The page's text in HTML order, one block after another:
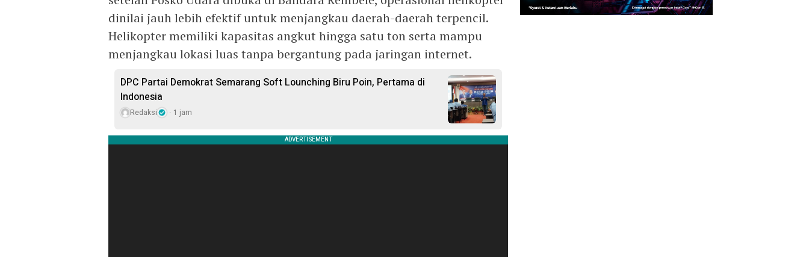
dinilai jauh lebih efektif untuk menjangkau daerah-daerah terpencil.
Helikopter memiliki kapasitas angkut hingga satu ton serta mampu
menjangkau lokasi luas tanpa bergantung pada jaringan internet.
DPC Partai Demokrat Semarang Soft Lounching Biru Poin, Pertama di
Indonesia
Redaksi 1 jam